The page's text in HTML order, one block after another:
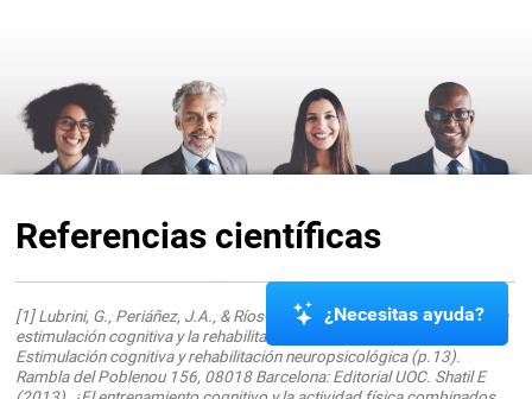
Referencias científicas
[1] Lubrini, G., Periáñez, J.A., & Ríos-Lago, M. (2009). Introducción a la
estimulación cognitiva y la rehabilitación neuropsicológica. En
Estimulación cognitiva y rehabilitación neuropsicológica (p.13).
Rambla del Poblenou 156, 08018 Barcelona: Editorial UOC. Shatil E
¿Necesitas ayuda?